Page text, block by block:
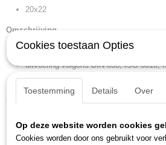
20x22
Omschrijving
diep gebogen, met dunwandige ringen
uitvoering volgens DIN 838, ISO 3318,
GEDORE-vanadium staal 31CrV3,
gewicht: 1,297 kg
inhoud (aantal stuk): 8
Cookies toestaan Opties
Toestemming Details Over
Op deze website worden cookies
Cookies worden door ons gebruikt voor